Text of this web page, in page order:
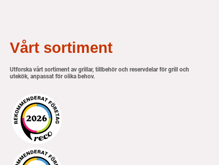
Vårt sortiment
Utforska vårt sortiment av grillar, tillbehör och reservdelar för grill och
utekök, anpassat för olika behov.